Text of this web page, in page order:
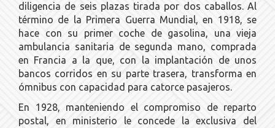
diligencia de seis plazas tirada por dos caballos. Al
término de la Primera Guerra Mundial, en 1918, se
hace con su primer coche de gasolina, una vieja
ambulancia sanitaria de segunda mano, comprada
en Francia a la que, con la implantación de unos
bancos corridos en su parte trasera, transforma en
ómnibus con capacidad para catorce pasajeros.
En 1928, manteniendo el compromiso de reparto
postal, en ministerio le concede la exclusiva del